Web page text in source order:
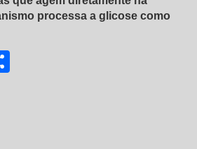
processa a glicose como